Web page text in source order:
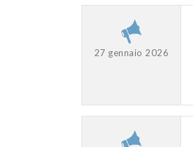
27 gennaio 2026